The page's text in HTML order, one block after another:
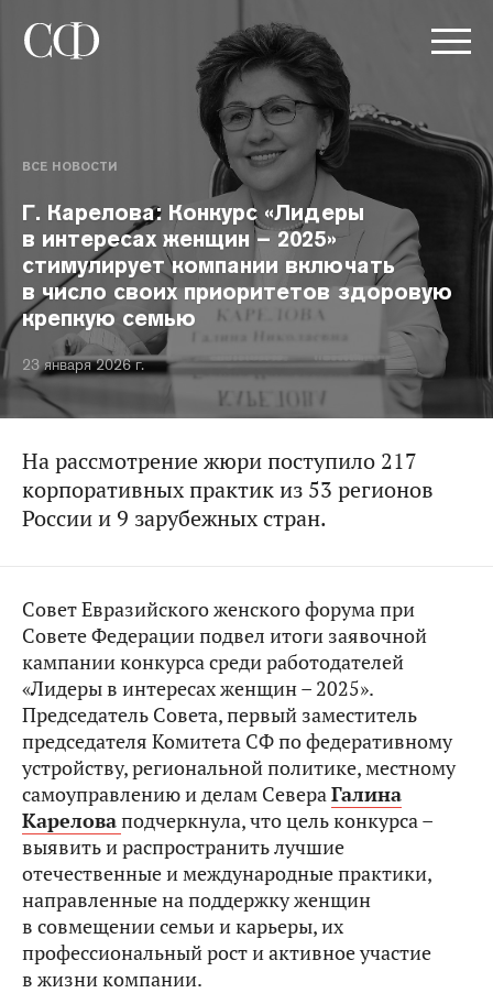
ВСЕ НОВОСТИ
Г. Карелова: Конкурс «Лидеры
в интересах женщин – 2025»
стимулирует компании включать
в число своих приоритетов здоровую
крепкую семью
23 января 2026 г.
На рассмотрение жюри поступило 217
корпоративных практик из 53 регионов
России и 9 зарубежных стран.
Совет Евразийского женского форума при
Совете Федерации подвел итоги заявочной
кампании конкурса среди работодателей
«Лидеры в интересах женщин – 2025».
Председатель Совета, первый заместитель
председателя Комитета СФ по федеративному
устройству, региональной политике, местному
самоуправлению и делам СевераГалина
Кареловаподчеркнула, что цель конкурса –
выявить и распространить лучшие
отечественные и международные практики,
направленные на поддержку женщин
в совмещении семьи и карьеры, их
профессиональный рост и активное участие
в жизни компании.